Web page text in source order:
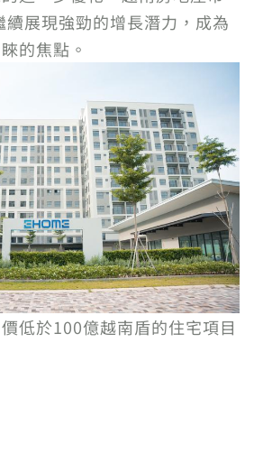
展現強勁的增長潛力，成為
的焦點。
低於100億越南盾的住宅項目